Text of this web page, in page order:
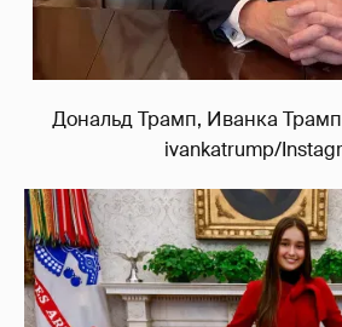
Дональд Трамп, Иванка
ivankatrump/